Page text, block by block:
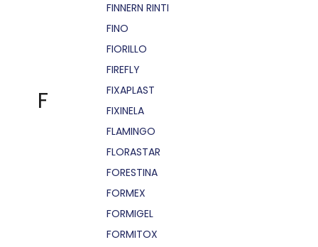
F
FINNERN RINTI
FINO
FIORILLO
FIREFLY
FIXAPLAST
FIXINELA
FLAMINGO
FLORASTAR
FORESTINA
FORMEX
FORMIGEL
FORMITOX